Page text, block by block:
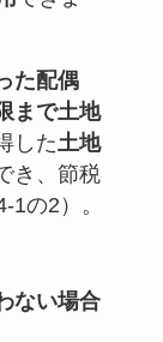
た配偶
まで土地
した土地
き、節税
の2）。
ない場合